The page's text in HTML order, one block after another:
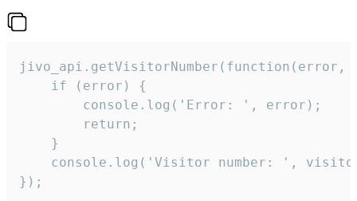
jivo_api.getVisitorNumber(function(error,
    if (error) {
        console.log('Error: ', error);
        return;
    }
console.log('Visitor number: ',
});